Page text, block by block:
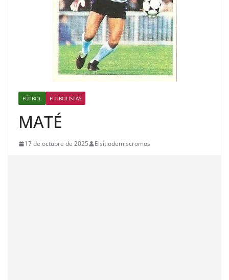
FÚTBOL FUTBOLISTAS
MATÉ
17 de octubre de 2025 Elsitiodemiscromos